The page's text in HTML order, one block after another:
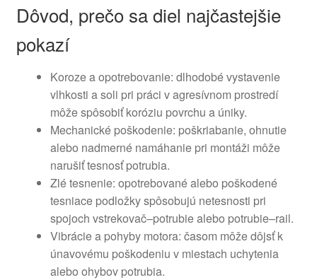
Dôvod, prečo sa diel najčastejšie
pokazí
Koroze a opotrebovanie: dlhodobé vystavenie
vlhkosti a soli pri práci v agresívnom prostredí
môže spôsobiť koróziu povrchu a úniky.
Mechanické poškodenie: poškriabanie, ohnutie
alebo nadmerné namáhanie pri montáži môže
narušiť tesnosť potrubia.
Zlé tesnenie: opotrebované alebo poškodené
tesniace podložky spôsobujú netesnosti pri
spojoch vstrekovač–potrubie alebo potrubie–rail.
Vibrácie a pohyby motora: časom môže dôjsť k
únavovému poškodeniu v miestach uchytenia
alebo ohybov potrubia.